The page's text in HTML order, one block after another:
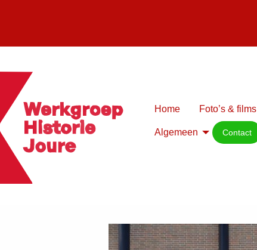
Home Foto’s & films
Algemeen Contact